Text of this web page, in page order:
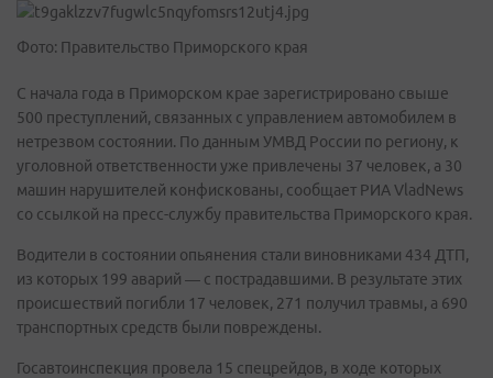
Фото: Правительство Приморского края
С начала года в Приморском крае зарегистрировано свыше
500 преступлений, связанных с управлением автомобилем в
нетрезвом состоянии. По данным УМВД России по региону, к
уголовной ответственности уже привлечены 37 человек, а 30
машин нарушителей конфискованы, сообщает РИА VladNews
со ссылкой на пресс-службу правительства Приморского края.
Водители в состоянии опьянения стали виновниками 434 ДТП,
из которых 199 аварий — с пострадавшими. В результате этих
происшествий погибли 17 человек, 271 получил травмы, а 690
транспортных средств были повреждены.
Госавтоинспекция провела 15 спецрейдов, в ходе которых